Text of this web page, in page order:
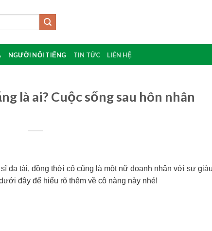
NGƯỜI NỔI TIẾNG TIN TỨC LIÊN HỆ
là ai? Cuộc sống sau hôn nhân
đa tài, đồng thời cô cũng là một nữ doanh nhân với sự
đây để hiểu rõ thêm về cô nàng này nhé!